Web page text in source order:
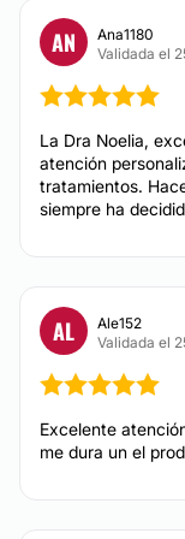
Mesoterapia
Depilación
Peeling
DERMATOLOGÍA
AN
Ana1180
Validada el
La Dra Noelia,
atención
tratamientos.
siempre ha
AL
Ale152
Validada el
Excelente
me dura un el